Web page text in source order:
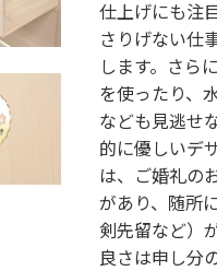
仕上げにも注
さりげない仕
します。さら
を使ったり、
なども見逃せ
的に優しいデ
は、ご婚礼の
があり、随所
剣先留など）
良さは申し分